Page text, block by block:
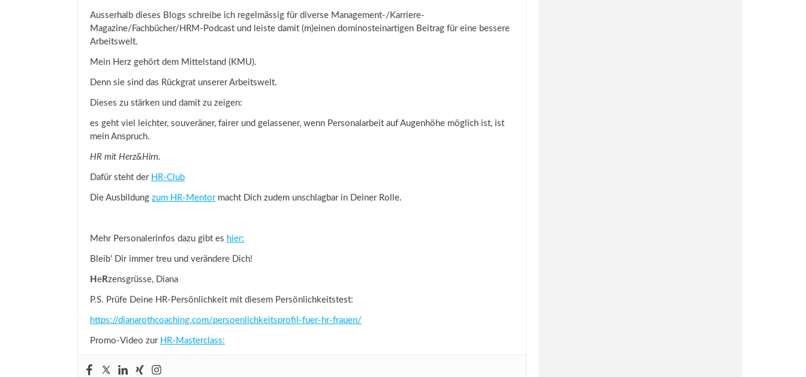
Ausserhalb dieses Blogs schreibe ich regelmässig für diverse Management-/Karriere-
Magazine/Fachbücher/HRM-Podcast und leiste damit (m)einen dominosteinartigen Beitrag für eine bessere
Arbeitswelt.
Mein Herz gehört dem Mittelstand (KMU).
Denn sie sind das Rückgrat unserer Arbeitswelt.
Dieses zu stärken und damit zu zeigen:
es geht viel leichter, souveräner, fairer und gelassener, wenn Personalarbeit auf Augenhöhe möglich ist, ist
mein Anspruch.
HR mit Herz&Hirn.
Dafür steht der HR-Club
Die Ausbildung zum HR-Mentormacht Dich zudem unschlagbar in Deiner Rolle.
Mehr Personalerinfos dazu gibt es hier:
Bleib' Dir immer treu und verändere Dich!
H e Rzensgrüsse, Diana
P.S. Prüfe Deine HR-Persönlichkeit mit diesem Persönlichkeitstest:
https://dianarothcoaching.com/persoenlichkeitsprofil-fuer-hr-frauen/
Promo-Video zur HR-Masterclass: